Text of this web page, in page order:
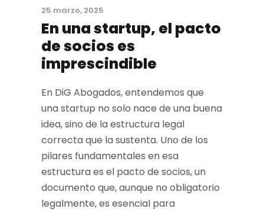
25 marzo, 2025
En una startup, el pacto
de socios es
imprescindible
En DiG Abogados, entendemos que
una startup no solo nace de una buena
idea, sino de la estructura legal
correcta que la sustenta. Uno de los
pilares fundamentales en esa
estructura es el pacto de socios, un
documento que, aunque no obligatorio
legalmente, es esencial para